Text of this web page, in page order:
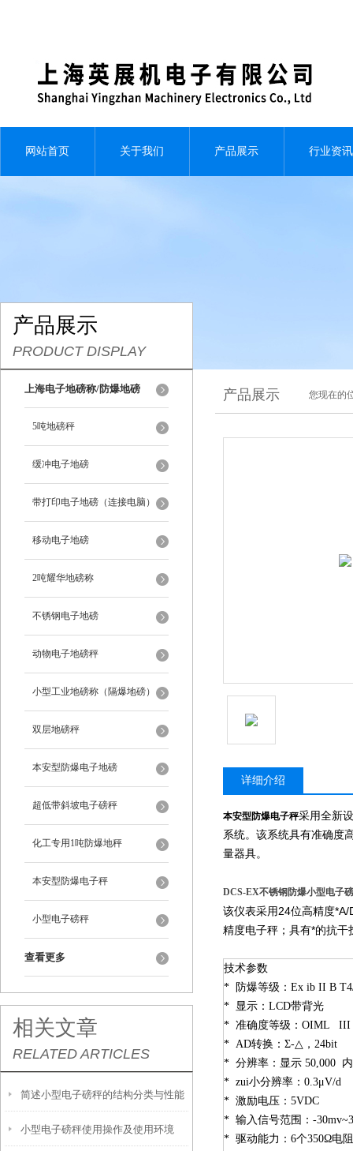
网站首页 关于我们 产品展示 行业资讯
产品展示
PRODUCT DISPLAY
上海电子地磅称/防爆地磅
5吨地磅秤
缓冲电子地磅
带打印电子地磅（连接电脑）
移动电子地磅
2吨耀华地磅称
不锈钢电子地磅
动物电子地磅秤
小型工业地磅称（隔爆地磅）
双层地磅秤
本安型防爆电子地磅
超低带斜坡电子磅秤
化工专用1吨防爆地秤
本安型防爆电子秤
小型电子磅秤
查看更多
相关文章
RELATED ARTICLES
简述小型电子磅秤的结构分类与性能
小型电子磅秤使用操作及使用环境
产品展示 您现在的
详细介绍
本安型防爆电子秤采用全新
系统。该系统具有准确度
量器具。
DCS-EX不锈钢防爆小型电子
该仪表采用24位高精度
精度电子秤；具有*的抗
技术参数
* 防爆等级：Ex ib II B
* 显示：LCD带背光
* 准确度等级：OIML
* AD转换：Σ-△，24bit
* 分辨率：显示 50,000 内
* zui小分辨率：0.3μV/d
* 激励电压：5VDC
* 输入信号范围：-
* 驱动能力：6个350Ω电